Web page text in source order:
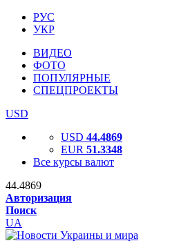
РУС
УКР
ВИДЕО
ФОТО
ПОПУЛЯРНЫЕ
СПЕЦПРОЕКТЫ
USD
USD 44.4869
EUR 51.3348
Все курсы валют
44.4869
Авторизация
Поиск
UA